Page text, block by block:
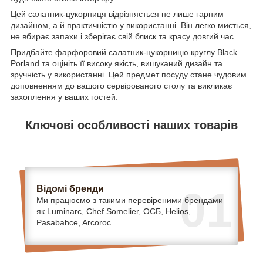
Цей салатник-цукорниця відрізняється не лише гарним
дизайном, а й практичністю у використанні. Він легко миється,
не вбирає запахи і зберігає свій блиск та красу довгий час.
Придбайте фарфоровий салатник-цукорницю круглу Black
Porland та оцініть її високу якість, вишуканий дизайн та
зручність у використанні. Цей предмет посуду стане чудовим
доповненням до вашого сервірованого столу та викликає
захоплення у ваших гостей.
Ключові особливості наших товарів
01
Відомі бренди
Ми працюємо з такими перевіреними брендами
як Luminarc, Chef Somelier, ОСБ, Helios,
Pasabahce, Arcoroc.